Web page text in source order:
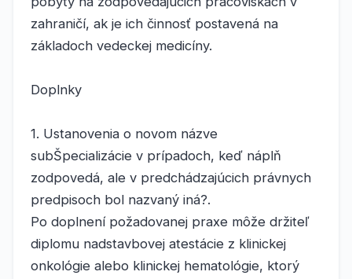
zahraničí, ak je ich činnosť postavená na
základoch vedeckej medicíny.
Doplnky
1. Ustanovenia o novom názve
subŠpecializácie v prípadoch, keď náplň
zodpovedá, ale v predchádzajúcich právnych
predpisoch bol nazvaný iná?.
Po doplnení požadovanej praxe môže držiteľ
diplomu nadstavbovej atestácie z klinickej
onkológie alebo klinickej hematológie, ktorý